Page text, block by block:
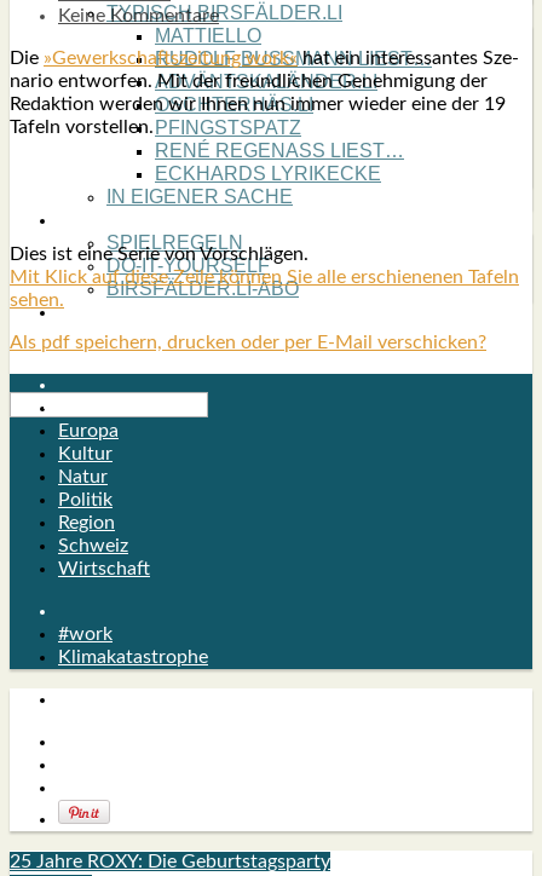
TYPISCH BIRSFÄLDER.LI
MATTIELLO
RUDOLF BUSS­MANN LIEST…
ADVÄNTSKALÄNDER.LI
OSCHTERHÄS.LI
PFINGST­SPATZ
RENÉ REGEN­ASS LIEST…
ECK­HARDS LYRIK­ECKE
IN EIGE­NER SACHE
SPIEL­RE­GELN
DO-IT-YOUR­S­ELF
BIRSFÄLDER.LI-ABO
SHOUT­BOX
Keine Kommentare
Die »Gewerk­schafts­zei­tung work«hat ein inter­es­san­tes Sze­
na­rio ent­wor­fen. Mit der freund­li­chen Geneh­mi­gung der
Redak­ti­on wer­den wir Ihnen nun immer wie­der eine der 19
Tafeln vor­stel­len.
Dies ist eine Serie von Vor­schlä­gen.
Mit Klick auf die­se Zei­le kön­nen Sie alle erschie­ne­nen Tafeln
sehen.
Als pdf speichern, drucken oder per E-Mail verschicken?
Europa
Kultur
Natur
Politik
Region
Schweiz
Wirtschaft
#work
Klimakatastrophe
25 Jahre ROXY: Die Geburtstagsparty